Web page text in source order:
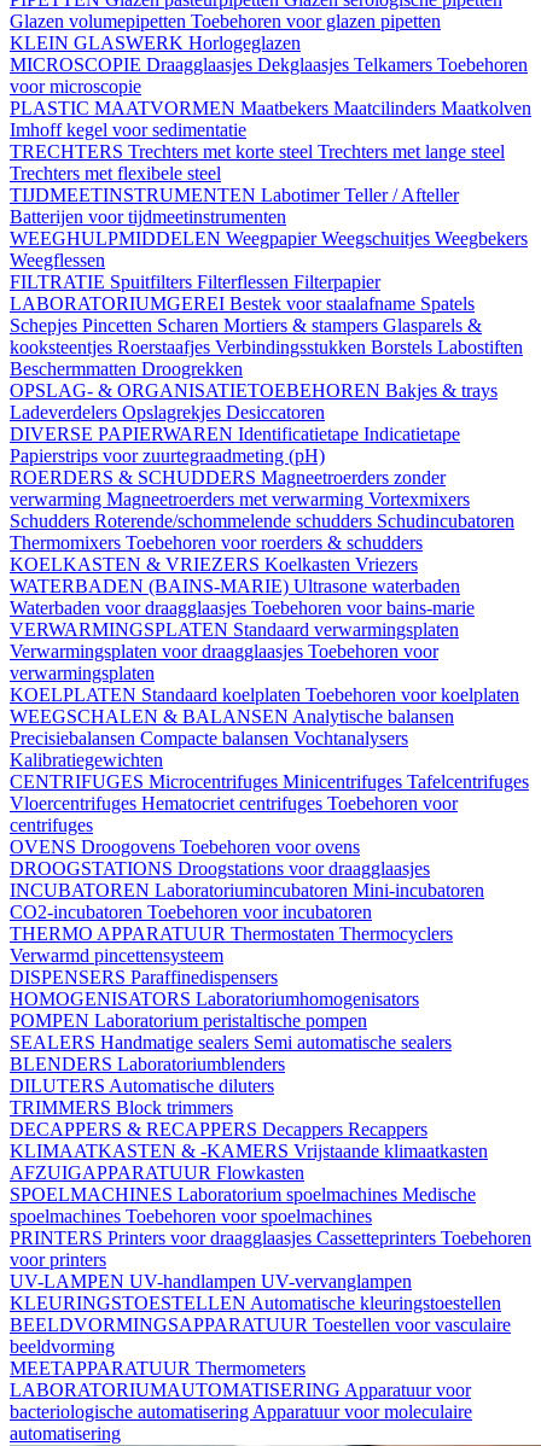
Glazen volumepipetten Toebehoren voor glazen pipetten
KLEIN GLASWERK Horlogeglazen
MICROSCOPIE Draagglaasjes Dekglaasjes Telkamers Toebehoren
voor microscopie
PLASTIC MAATVORMEN Maatbekers Maatcilinders Maatkolven
Imhoff kegel voor sedimentatie
TRECHTERS Trechters met korte steel Trechters met lange steel
Trechters met flexibele steel
TIJDMEETINSTRUMENTEN LabotimerTeller / Afteller
Batterijen voor tijdmeetinstrumenten
WEEGHULPMIDDELEN WeegpapierWeegschuitjes Weegbekers
Weegflessen
FILTRATIE Spuitfilters Filterflessen Filterpapier
LABORATORIUMGEREI Bestek voor staalafname Spatels
Schepjes Pincetten Scharen Mortiers & stampers Glasparels &
kooksteentjes Roerstaafjes Verbindingsstukken Borstels Labostiften
Beschermmatten Droogrekken
OPSLAG- & ORGANISATIETOEBEHOREN Bakjes & trays
Ladeverdelers Opslagrekjes Desiccatoren
DIVERSE PAPIERWAREN Identificatietape Indicatietape
Papierstrips voor zuurtegraadmeting (pH)
ROERDERS & SCHUDDERS Magneetroerders zonder
verwarming Magneetroerders met verwarming Vortexmixers
Schudders Roterende/schommelende schudders Schudincubatoren
Thermomixers Toebehoren voor roerders & schudders
KOELKASTEN & VRIEZERS Koelkasten Vriezers
WATERBADEN (BAINS-MARIE) Ultrasone waterbaden
Waterbaden voor draagglaasjes Toebehoren voor bains-marie
VERWARMINGSPLATEN Standaard verwarmingsplaten
Verwarmingsplaten voor draagglaasjes Toebehoren voor
verwarmingsplaten
KOELPLATEN Standaard koelplaten Toebehoren voor koelplaten
WEEGSCHALEN & BALANSEN Analytische balansen
Precisiebalansen Compacte balansen Vochtanalysers
Kalibratiegewichten
CENTRIFUGES Microcentrifuges Minicentrifuges Tafelcentrifuges
Vloercentrifuges Hematocriet centrifuges Toebehoren voor
centrifuges
OVENS Droogovens Toebehoren voor ovens
DROOGSTATIONS Droogstations voor draagglaasjes
INCUBATOREN Laboratoriumincubatoren Mini-incubatoren
CO2-incubatoren Toebehoren voor incubatoren
THERMO APPARATUUR Thermostaten Thermocyclers
Verwarmd pincettensysteem
DISPENSERS Paraffinedispensers
HOMOGENISATORS Laboratoriumhomogenisators
POMPEN Laboratorium peristaltische pompen
SEALERS Handmatige sealers Semi automatische sealers
BLENDERS Laboratoriumblenders
DILUTERS Automatische diluters
TRIMMERS Block trimmers
DECAPPERS & RECAPPERS Decappers Recappers
KLIMAATKASTEN & -KAMERS Vrijstaande klimaatkasten
AFZUIGAPPARATUUR Flowkasten
SPOELMACHINES Laboratorium spoelmachines Medische
spoelmachines Toebehoren voor spoelmachines
PRINTERS Printers voor draagglaasjes Cassetteprinters Toebehoren
voor printers
UV-LAMPEN UV-handlampen UV-vervanglampen
KLEURINGSTOESTELLEN Automatische kleuringstoestellen
BEELDVORMINGSAPPARATUUR Toestellen voor vasculaire
beeldvorming
MEETAPPARATUUR Thermometers
LABORATORIUMAUTOMATISERING Apparatuur voor
bacteriologische automatisering Apparatuur voor moleculaire
automatisering